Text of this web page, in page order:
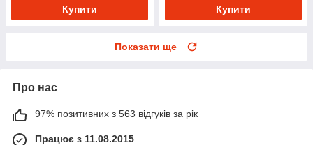
Купити Купити
Показати ще
Про нас
97% позитивних з 563 відгуків за рік
Працює з 11.08.2015